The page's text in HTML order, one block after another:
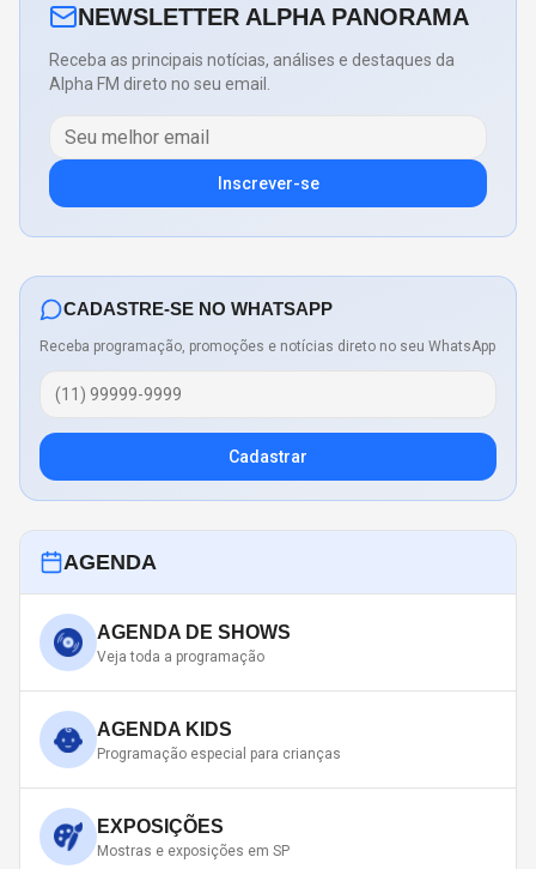
NEWSLETTER ALPHA PANORAMA
Receba as principais notícias, análises e destaques da
Alpha FM direto no seu email.
Inscrever-se
CADASTRE-SE NO WHATSAPP
Receba programação, promoções e notícias direto no seu WhatsApp
Cadastrar
AGENDA
AGENDA DE SHOWS
Veja toda a programação
AGENDA KIDS
Programação especial para crianças
EXPOSIÇÕES
Mostras e exposições em SP